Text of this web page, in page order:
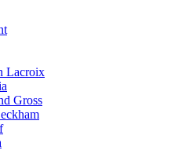
Lacroix
Gross